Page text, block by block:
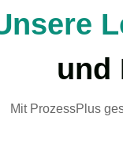
und
Mit ProzessPlus